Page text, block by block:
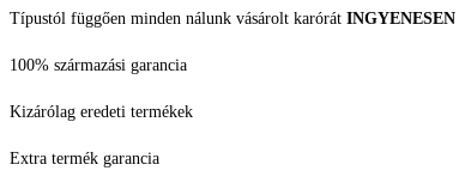
Típustól függően minden nálunk vásárolt karórát INGYENESEN
100% származási garancia
Kizárólag eredeti termékek
Extra termék garancia